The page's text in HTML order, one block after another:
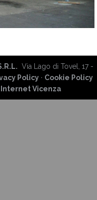
Via Lago di Tovel, 17 -
Policy· Cookie Policy
Vicenza